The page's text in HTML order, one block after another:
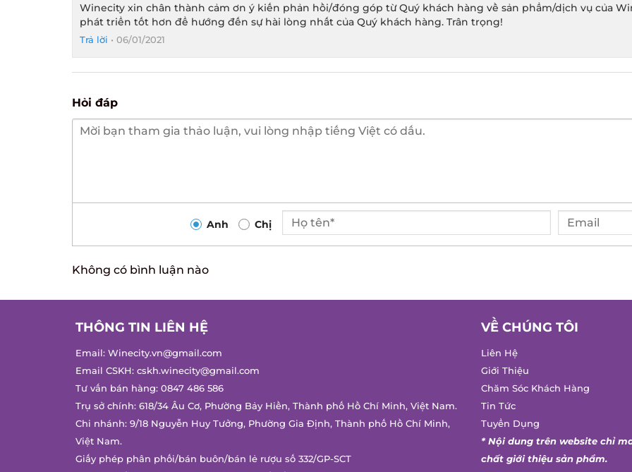
Winecity xin chân thành cảm ơn ý kiến phản hồi/đóng góp từ Quý khách hàng về sản phẩm/dịch vụ của
phát triển tốt hơn để hướng đến sự hài lòng nhất của Quý khách hàng. Trân trọng!
Trả lời • 06/01/2021
Hỏi đáp
Anh Chị
Không có bình luận nào
THÔNG TIN LIÊN HỆ
Email:Winecity.vn@gmail.com
Email CSKH:cskh.winecity@gmail.com
Tư vấn bán hàng:0847 486 586
Trụ sở chính: 618/34 Âu Cơ, Phường Bảy Hiền, Thành phố Hồ Chí Minh, Việt Nam.
Chi nhánh: 9/18 Nguyễn Huy Tưởng, Phường Gia Định, Thành phố Hồ Chí Minh,
Việt Nam.
Giấy phép phân phối/bán buôn/bán lẻ rượu số 332/GP-SCT
VỀ CHÚNG TÔI
Liên Hệ
Giới Thiệu
Chăm Sóc Khách Hàng
Tin Tức
Tuyển Dụng
* Nội dung trên website chỉ
chất giới thiệu sản phẩm.